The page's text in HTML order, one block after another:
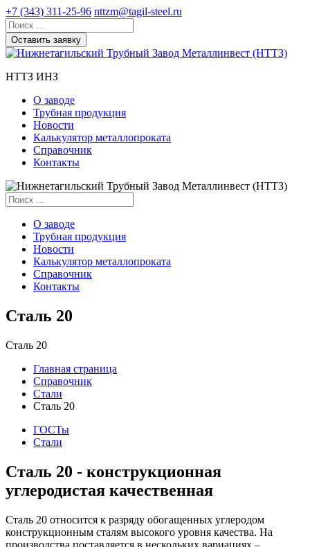
+7 (343) 311-25-96 nttzm@tagil-steel.ru
Оставить заявку
НТТЗ ИНЗ
О заводе
Трубная продукция
Новости
Калькулятор металлопроката
Справочник
Контакты
О заводе
Трубная продукция
Новости
Калькулятор металлопроката
Справочник
Контакты
Сталь 20
Сталь 20
Главная страница
Справочник
Стали
Сталь 20
ГОСТы
Стали
Сталь 20 - конструкционная
углеродистая качественная
Сталь 20 относится к разряду обогащенных углеродом
конструкционным сталям высокого уровня качества. На
производства поставляется в нескольких вариациях –